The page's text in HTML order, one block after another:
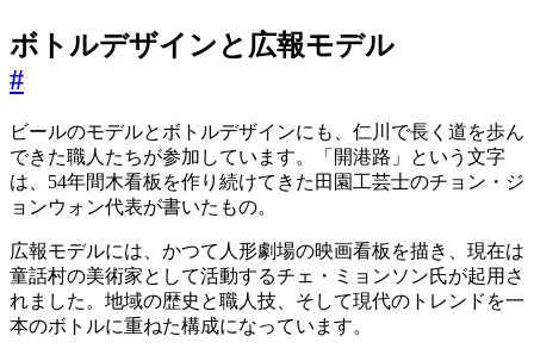
ボトルデザインと広報モデル
#
ビールのモデルとボトルデザインにも、仁川で長く道を歩ん
できた職人たちが参加しています。「開港路」という文字
は、54年間木看板を作り続けてきた田園工芸士のチョン・ジ
ョンウォン代表が書いたもの。
広報モデルには、かつて人形劇場の映画看板を描き、現在は
童話村の美術家として活動するチェ・ミョンソン氏が起用さ
れました。地域の歴史と職人技、そして現代のトレンドを一
本のボトルに重ねた構成になっています。